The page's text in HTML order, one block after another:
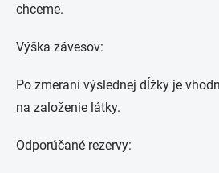
chceme.
Výška závesov:
Po zmeraní výslednej dĺžky je
na založenie látky.
Odporúčané rezervy: